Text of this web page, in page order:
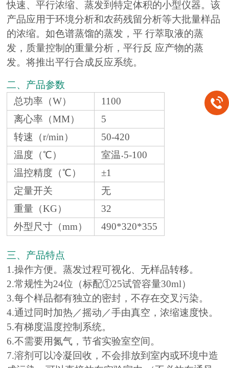
快速、平行浓缩、蒸发到特定体积的小型仪器。该
产品应用于环境分析和农药残留分析等大批量样品
的浓缩。如色谱蒸馏的蒸发，平 行萃取液的蒸
发，质量控制的重量分析，平行反 应产物的蒸
发。将推出平行合成反应系统。
二、产品参数
+
总功率（W）
1100
离心率（MM）
5
转速（r/min）
50-420
温度（℃）
室温˖5-100
温控精度（℃）
±1
定量开关
无
重量（KG）
32
外型尺寸（mm）
490*320*355
三、产品特点
1.操作方便。蒸发过程可视化、无样品转移。
2.常规性为24位（标配①25试管容量30ml）
3.每个样品都有独立的密封，不存在交叉污染。
4.通过同时加热／摇动／手由真空，浓缩速度快。
5.有梯度温度控制系统。
6.不需要用氮气，节省实验室空间。
7.溶剂可以冷凝回收，不会排放到室内或环境中造